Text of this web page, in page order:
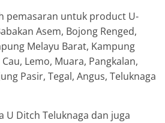
pemasaran untuk product U-
Asem, Bojong Renged,
Melayu Barat, Kampung
Lemo, Muara, Pangkalan,
Pasir, Tegal, Angus, Teluknaga
U Ditch Teluknaga dan juga